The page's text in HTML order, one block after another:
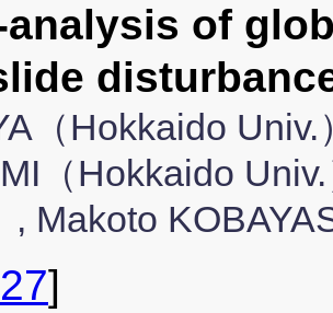
analysis of
（Hokkaido
（Hokkaido
, Makoto
]